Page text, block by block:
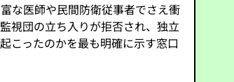
な医師や民間防衛従事者でさえ衝
視団の立ち入りが拒否され、独立
こったのかを最も明確に示す窓口